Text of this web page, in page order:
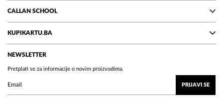
CALLAN SCHOOL
KUPIKARTU.BA
NEWSLETTER
Pretplati se za informacije o novim proizvodima.
PRIJAVI SE